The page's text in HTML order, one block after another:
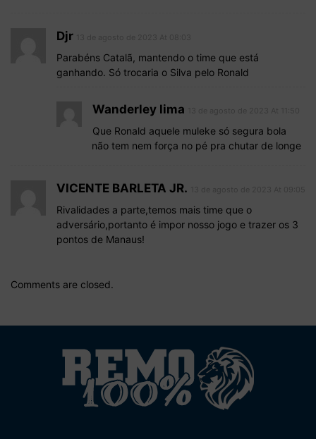
Djr
Parabéns Catalã, mantendo o time que está
ganhando. Só trocaria o Silva pelo Ronald
Wanderley lima
Que Ronald aquele muleke só segura bola
não tem nem força no pé pra chutar de longe
VICENTE BARLETA JR.
Rivalidades a parte,temos mais time que o
adversário,portanto é impor nosso jogo e trazer os 3
pontos de Manaus!
Comments are closed.